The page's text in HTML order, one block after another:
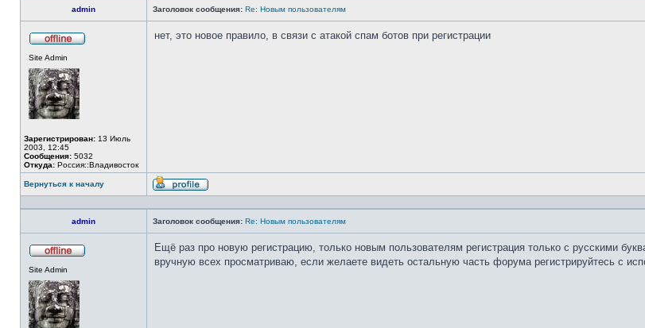
admin
Заголовок сообщения: Re: Новым пользователям
Site Admin
Зарегистрирован: 13 Июль
2003, 12:45
Сообщения: 5032
Откуда: Россия::Владивосток
нет, это новое правило, в связи с атакой спам ботов при регистрации
Вернуться к началу
Профиль
admin
Заголовок сообщения: Re: Новым пользователям
Site Admin
Ещё раз про новую регистрацию, только новым пользователям регистрация только с русскими
вручную всех просматриваю, если желаете видеть остальную часть форума регистрируйтесь с